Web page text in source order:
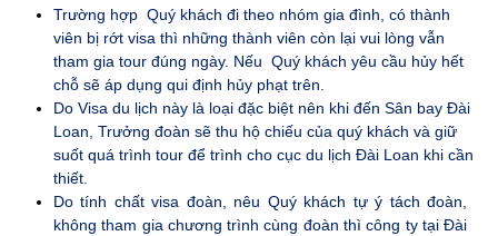
Trường hợp Quý khách đi theo nhóm gia đình, có thành
viên bị rớt visa thì những thành viên còn lại vui lòng vẫn
tham gia tour đúng ngày. Nếu Quý khách yêu cầu hủy hết
chỗ sẽ áp dụng qui định hủy phạt trên.
Do Visa du lịch này là loại đặc biệt nên khi đến Sân bay Đài
Loan, Trưởng đoàn sẽ thu hộ chiếu của quý khách và giữ
suốt quá trình tour để trình cho cục du lịch Đài Loan khi cần
thiết.
Do tính chất visa đoàn, nêu Quý khách tự ý tách đoàn,
không tham gia chương trình cùng đoàn thì công ty tại Đài